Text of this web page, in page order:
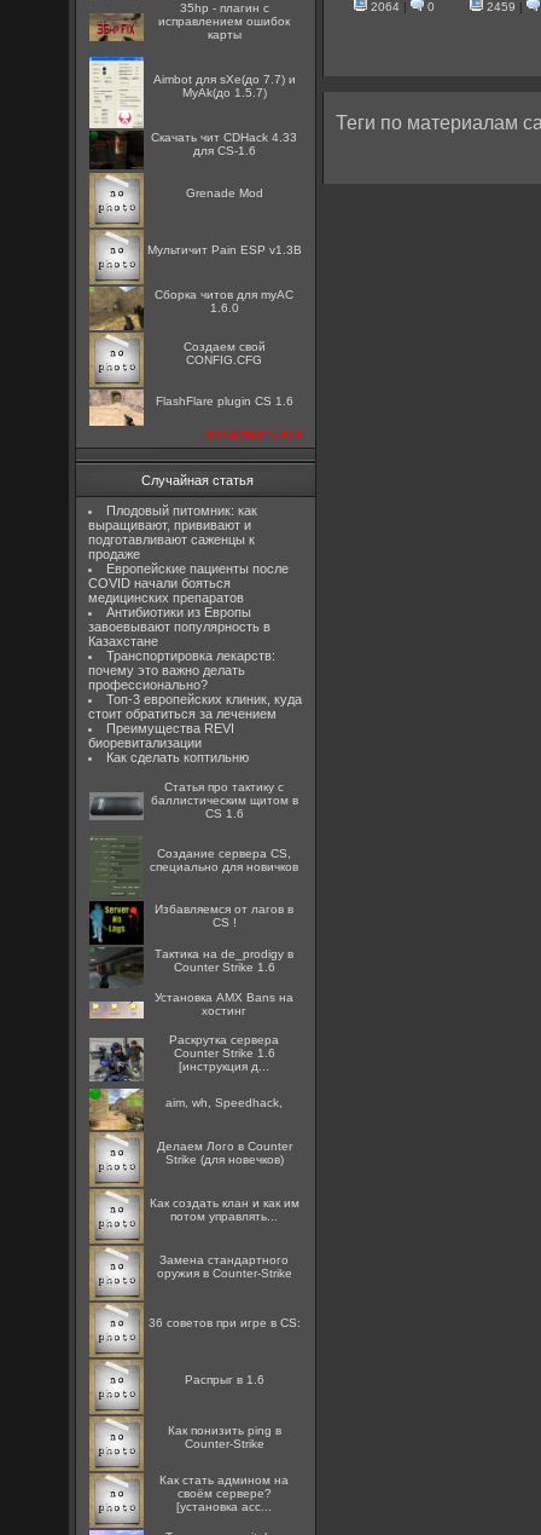
35hp - плагин с
исправлением ошибок
карты
Aimbot для sXe(до 7.7) и
MyAk(до 1.5.7)
Скачать чит CDHack 4.33
для CS-1.6
Grenade Mod
Мультичит Pain ESP v1.3B
Сборка читов для myAC
1.6.0
Создаем свой
CONFIG.CFG
FlashFlare plugin CS 1.6
посмотреть все
Случайная статья
Плодовый питомник: как
выращивают, прививают и
подготавливают саженцы к
продаже
Европейские пациенты после
COVID начали бояться
медицинских препаратов
Антибиотики из Европы
завоевывают популярность в
Казахстане
Транспортировка лекарств:
почему это важно делать
профессионально?
Топ-3 европейских клиник, куда
стоит обратиться за лечением
Преимущества REVI
биоревитализации
Как сделать коптильню
Статья про тактику с
баллистическим щитом в
CS 1.6
Создание сервера CS,
специально для новичков
Избавляемся от лагов в
CS !
Тактика на de_prodigy в
Counter Strike 1.6
Установка AMX Bans на
хостинг
Раскрутка сервера
Counter Strike 1.6
[инструкция д...
aim, wh, Speedhack,
Делаем Лого в Counter
Strike (для новечков)
Как создать клан и как им
потом управлять...
Замена стандартного
оружия в Counter-Strike
36 советов при игре в CS:
Распрыг в 1.6
Как понизить ping в
Counter-Strike
Как стать админом на
своём сервере?
[установка acc...
2064| 0
2459 |
Теги по материалам